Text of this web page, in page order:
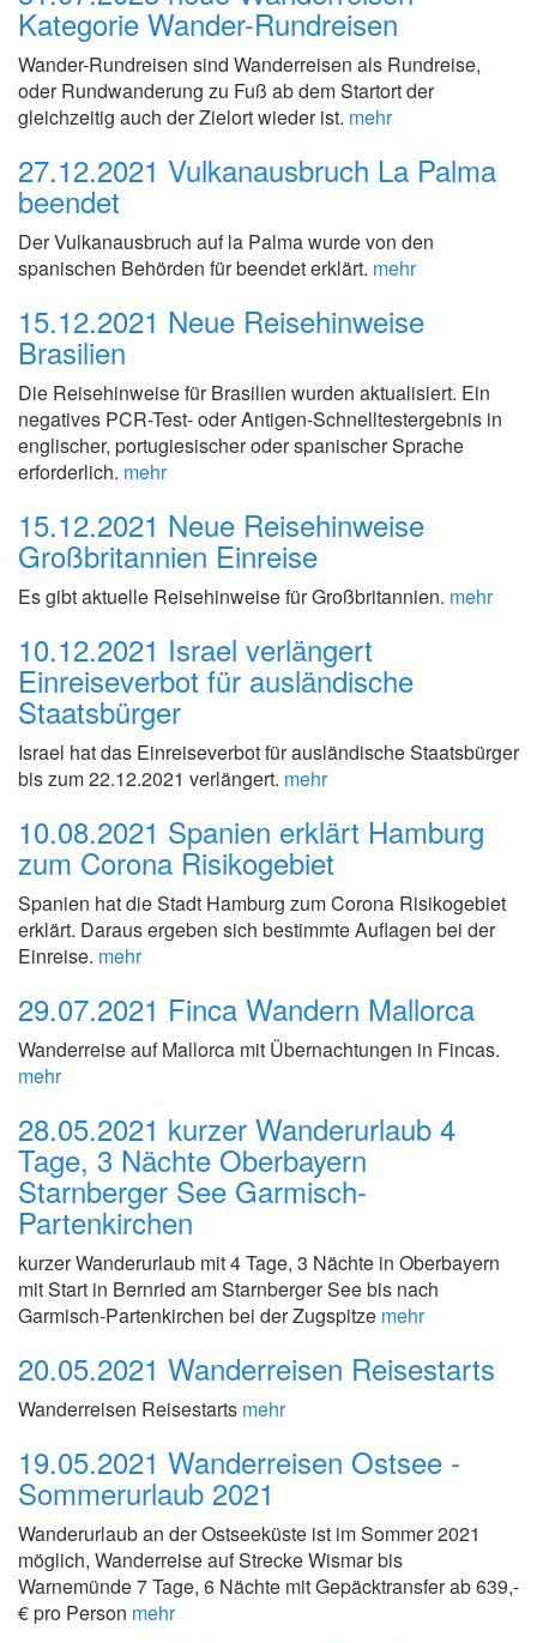
Kategorie Wander-Rundreisen
Wander-Rundreisen sind Wanderreisen als Rundreise,
oder Rundwanderung zu Fuß ab dem Startort der
gleichzeitig auch der Zielort wieder ist. mehr
27.12.2021 Vulkanausbruch La Palma
beendet
Der Vulkanausbruch auf la Palma wurde von den
spanischen Behörden für beendet erklärt. mehr
15.12.2021 Neue Reisehinweise
Brasilien
Die Reisehinweise für Brasilien wurden aktualisiert. Ein
negatives PCR-Test- oder Antigen-Schnelltestergebnis in
englischer, portugiesischer oder spanischer Sprache
erforderlich. mehr
15.12.2021 Neue Reisehinweise
Großbritannien Einreise
Es gibt aktuelle Reisehinweise für Großbritannien. mehr
10.12.2021 Israel verlängert
Einreiseverbot für ausländische
Staatsbürger
Israel hat das Einreiseverbot für ausländische Staatsbürger
bis zum 22.12.2021 verlängert. mehr
10.08.2021 Spanien erklärt Hamburg
zum Corona Risikogebiet
Spanien hat die Stadt Hamburg zum Corona Risikogebiet
erklärt. Daraus ergeben sich bestimmte Auflagen bei der
Einreise. mehr
29.07.2021 Finca Wandern Mallorca
Wanderreise auf Mallorca mit Übernachtungen in Fincas.
mehr
28.05.2021 kurzer Wanderurlaub 4
Tage, 3 Nächte Oberbayern
Starnberger See Garmisch-
Partenkirchen
kurzer Wanderurlaub mit 4 Tage, 3 Nächte in Oberbayern
mit Start in Bernried am Starnberger See bis nach
Garmisch-Partenkirchen bei der Zugspitze mehr
20.05.2021 Wanderreisen Reisestarts
Wanderreisen Reisestarts mehr
19.05.2021 Wanderreisen Ostsee -
Sommerurlaub 2021
Wanderurlaub an der Ostseeküste ist im Sommer 2021
möglich, Wanderreise auf Strecke Wismar bis
Warnemünde 7 Tage, 6 Nächte mit Gepäcktransfer ab 639,-
€ pro Person mehr